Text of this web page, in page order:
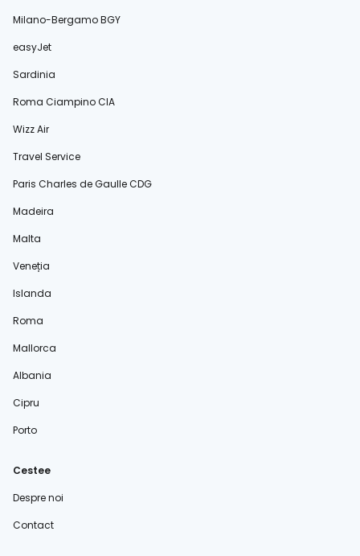
Milano-Bergamo BGY
easyJet
Sardinia
Roma Ciampino CIA
Wizz Air
Travel Service
Paris Charles de Gaulle CDG
Madeira
Malta
Veneția
Islanda
Roma
Mallorca
Albania
Cipru
Porto
Cestee
Despre noi
Contact